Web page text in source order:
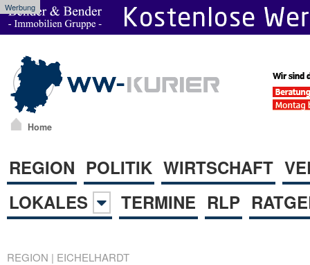
Werbung
Home
REGION POLITIK WIRTSCHAFT
LOKALES
TERMINE RLP
REGION | EICHELHARDT